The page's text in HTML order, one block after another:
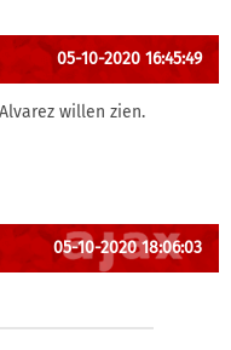
05-10-2020 16:45:49
willen zien.
05-10-2020 18:06:03